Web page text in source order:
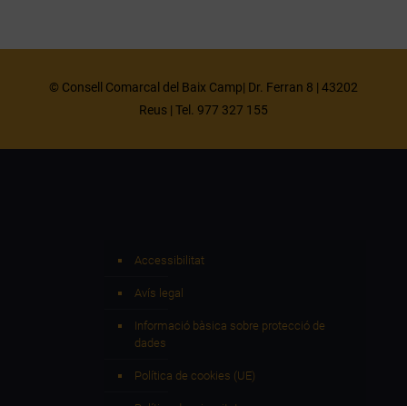
© Consell Comarcal del Baix Camp| Dr. Ferran 8 | 43202
Reus | Tel. 977 327 155
Accessibilitat
Avís legal
Informació bàsica sobre protecció de
dades
Política de cookies (UE)